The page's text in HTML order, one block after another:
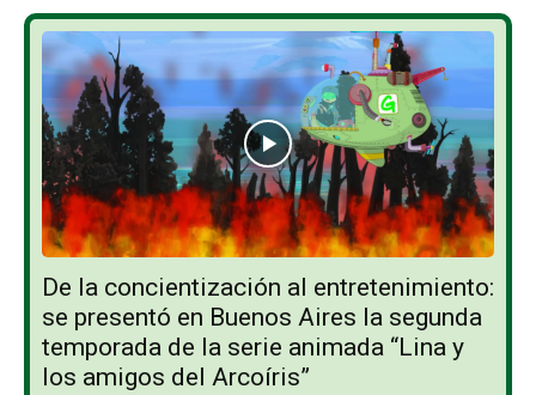
De la concientización al entretenimiento:
se presentó en Buenos Aires la segunda
temporada de la serie animada “Lina y
los amigos del Arcoíris”